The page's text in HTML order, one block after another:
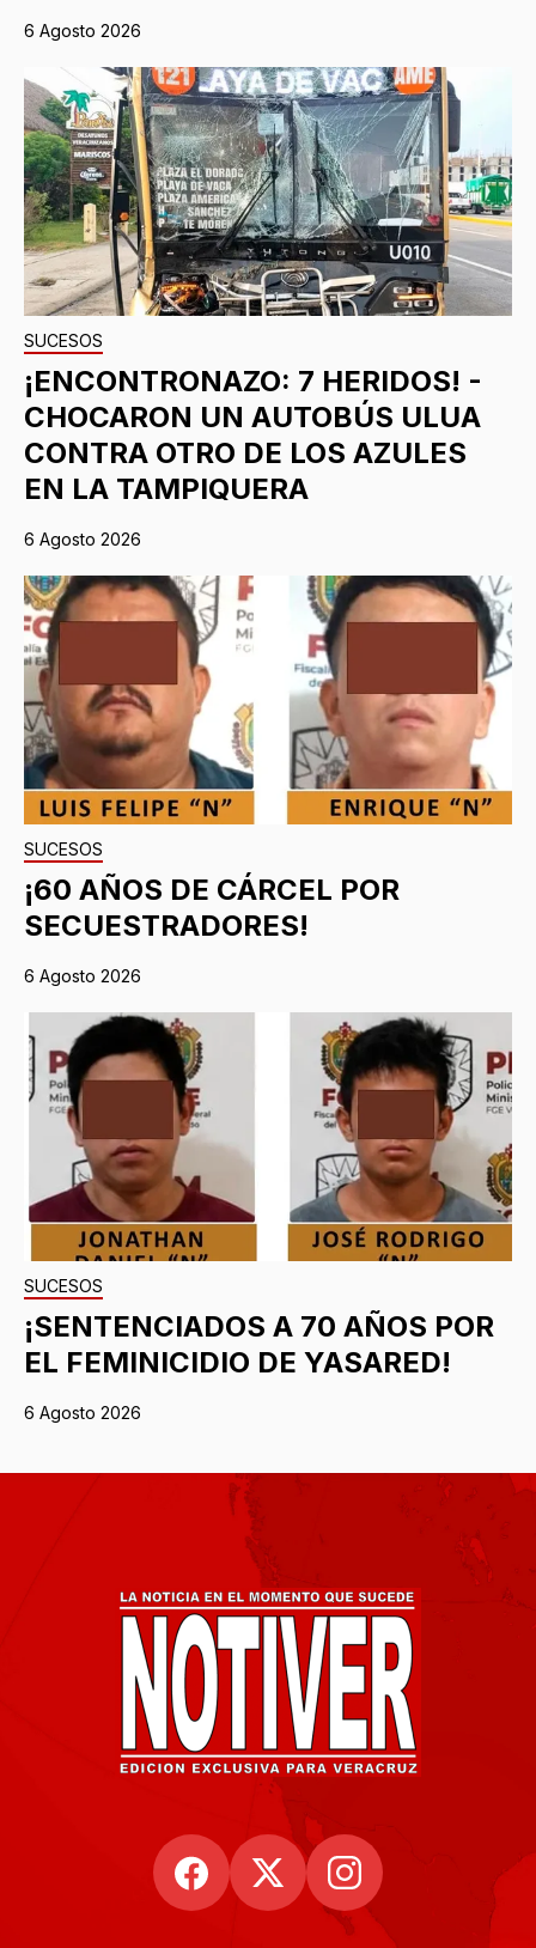
6 Agosto 2026
SUCESOS
¡ENCONTRONAZO: 7 HERIDOS! -
CHOCARON UN AUTOBÚS ULUA
CONTRA OTRO DE LOS AZULES
EN LA TAMPIQUERA
6 Agosto 2026
SUCESOS
¡60 AÑOS DE CÁRCEL POR
SECUESTRADORES!
6 Agosto 2026
SUCESOS
¡SENTENCIADOS A 70 AÑOS POR
EL FEMINICIDIO DE YASARED!
6 Agosto 2026